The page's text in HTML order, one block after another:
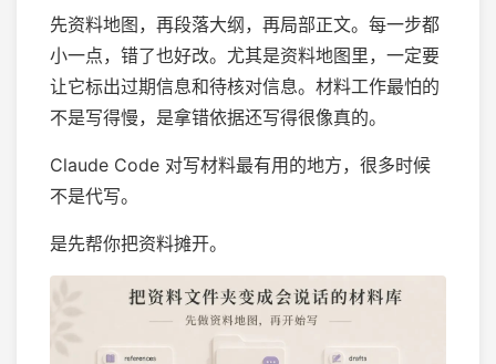
先资料地图，再段落大纲，再局部正文。每一步都
小一点，错了也好改。尤其是资料地图里，一定要
让它标出过期信息和待核对信息。材料工作最怕的
不是写得慢，是拿错依据还写得很像真的。
Claude Code 对写材料最有用的地方，很多时候
不是代写。
是先帮你把资料摊开。